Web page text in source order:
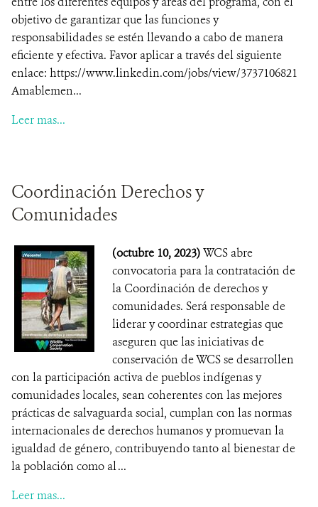
objetivo de garantizar que las funciones y
responsabilidades se estén llevando a cabo de manera
eficiente y efectiva. Favor aplicar a través del siguiente
enlace: https://www.linkedin.com/jobs/view/3737106821
Amablemen...
Leer mas...
Coordinación Derechos y
Comunidades
(octubre 10, 2023)WCS abre
convocatoria para la contratación de
la Coordinación de derechos y
comunidades. Será responsable de
liderar y coordinar estrategias que
aseguren que las iniciativas de
conservación de WCS se desarrollen
con la participación activa de pueblos indígenas y
comunidades locales, sean coherentes con las mejores
prácticas de salvaguarda social, cumplan con las normas
internacionales de derechos humanos y promuevan la
igualdad de género, contribuyendo tanto al bienestar de
la población como al ...
Leer mas...